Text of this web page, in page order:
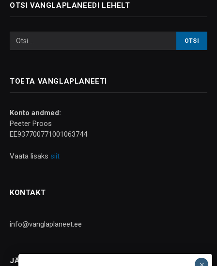
OTSI VANGLAPLANEEDI LEHELT
TOETA VANGLAPLANEETI
Konto andmed:
Peeter Proos
EE937700771001063744
Vaata lisaks siit
KONTAKT
info@vanglaplaneet.ee
JÄLGI SOTSIAALMEEDIAS